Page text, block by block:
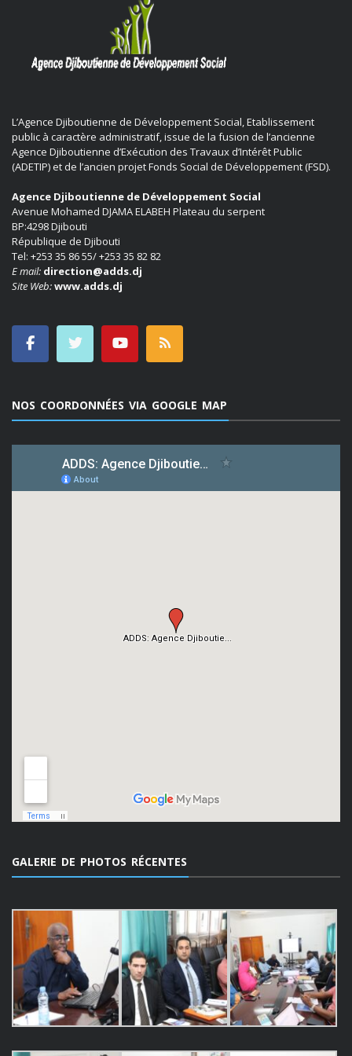
L’Agence Djiboutienne de Développement Social, Etablissement
public à caractère administratif, issue de la fusion de l’ancienne
Agence Djiboutienne d’Exécution des Travaux d’Intérêt Public
(ADETIP) et de l’ancien projet Fonds Social de Développement (FSD).
Agence Djiboutienne de Développement Social
Avenue Mohamed DJAMA ELABEH Plateau du serpent
BP:4298 Djibouti
République de Djibouti
Tel: +253 35 86 55/ +253 35 82 82
E mail: direction@adds.dj
Site Web:www.adds.dj
NOS COORDONNÉES VIA GOOGLE MAP
GALERIE DE PHOTOS RÉCENTES